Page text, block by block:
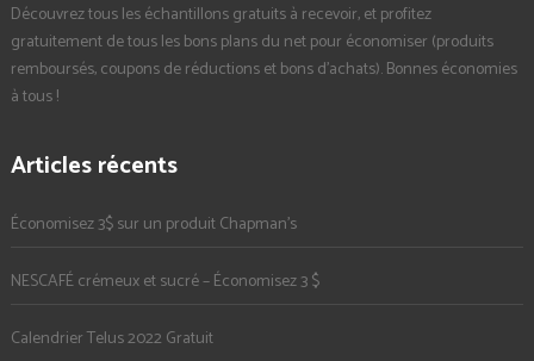
Découvrez tous les échantillons gratuits à recevoir, et profitez
gratuitement de tous les bons plans du net pour économiser (produits
remboursés, coupons de réductions et bons d'achats). Bonnes économies
à tous !
Articles récents
Économisez 3$ sur un produit Chapman’s
NESCAFÉ crémeux et sucré – Économisez 3 $
Calendrier Telus 2022 Gratuit